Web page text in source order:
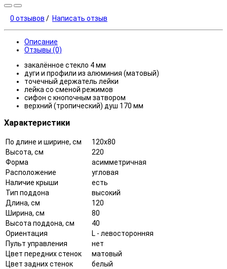
0 отзывов / Написать отзыв
Описание
Отзывы (0)
закалённое стекло 4 мм
дуги и профили из алюминия (матовый)
точечный держатель лейки
лейка со сменой режимов
сифон с кнопочным затвором
верхний (тропический) душ 170 мм
Характеристики
По длине и ширине, см
120x80
Высота, см
220
Форма
асимметричная
Расположение
угловая
Наличие крыши
есть
Тип поддона
высокий
Длина, см
120
Ширина, см
80
Высота поддона, см
40
Ориентация
L - левосторонняя
Пульт управления
нет
Цвет передних стенок
матовый
Цвет задних стенок
белый